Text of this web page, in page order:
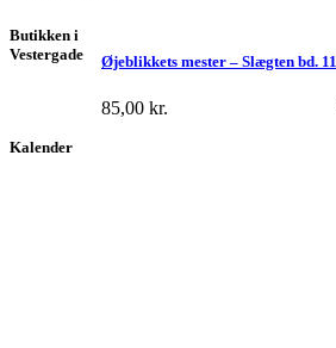
Øjeblikkets mester – Slægten bd. 11
85,00 kr.
Butikken i
Vestergade
Kalender